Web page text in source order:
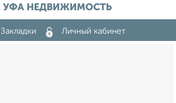
УФА НЕДВИЖИМОСТЬ
Закладки Личный кабинет